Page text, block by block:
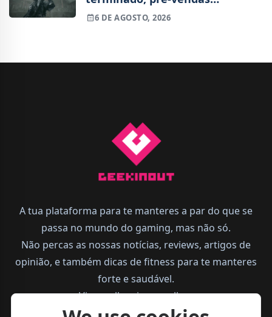
começam na próxima semana
6 DE AGOSTO, 2026
A tua plataforma para te manteres a par do que se
passa no mundo do gaming, mas não só.
Não percas as nossas notícias, reviews, artigos de
opinião, e também dicas de fitness para te manteres
forte e saudável.
Vive melhor, joga melhor.